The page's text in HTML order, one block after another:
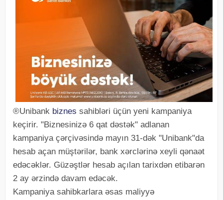
®Unibank biznes sahibləri üçün yeni kampaniya
keçirir. "Biznesinizə 6 qat dəstək" adlanan
kampaniya çərçivəsində mayın 31-dək "Unibank"da
hesab açan müştərilər, bank xərclərinə xeyli qənaət
edəcəklər. Güzəştlər hesab açılan tarixdən etibarən
2 ay ərzində davam edəcək.
Kampaniya sahibkarlara əsas maliyyə